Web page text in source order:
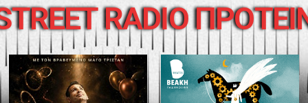
RADIO